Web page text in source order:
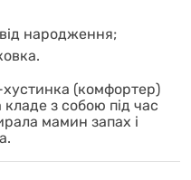
народження;
хустинка (комфортер)
з собою під час
мамин запах і